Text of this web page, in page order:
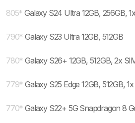
805* Galaxy S24 Ultra 12GB, 256GB,
790* Galaxy S23 Ultra 12GB, 512GB
780* Galaxy S26+ 12GB, 512GB, 2x
779* Galaxy S25 Edge 12GB, 512GB,
770* Galaxy S22+ 5G Snapdragon 8